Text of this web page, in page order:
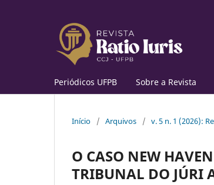
Periódicos UFPB Sobre a Revista
Início / Arquivos / v. 5 n. 1 (2026):
O CASO NEW
TRIBUNAL DO JÚRI